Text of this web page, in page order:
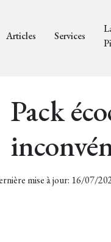
Articles Services
Pack
mise à jour: 16/07/